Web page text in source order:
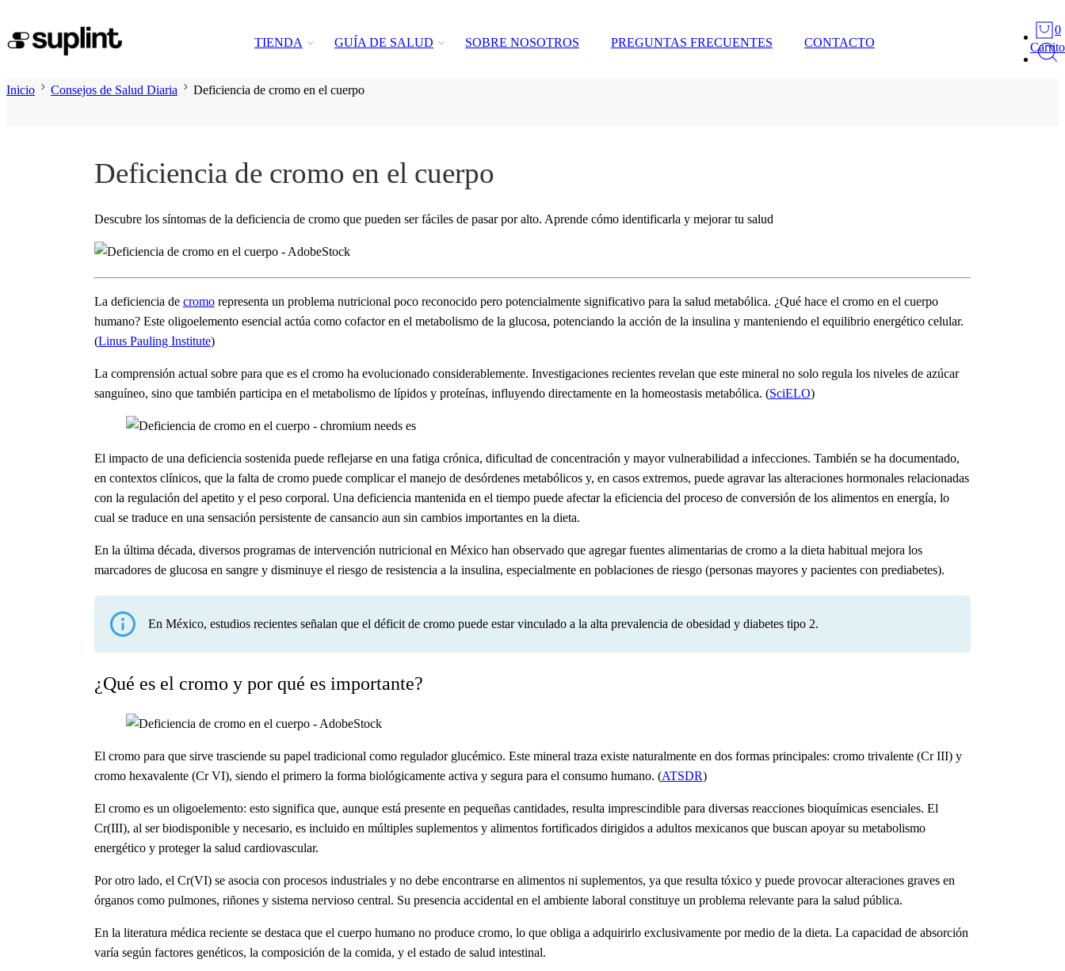
0
Carrito
TIENDA GUÍA DE SALUD SOBRE NOSOTROS PREGUNTAS FRECUENTES CONTACTO
Inicio Consejos de Salud Diaria Deficiencia de cromo en el cuerpo
Deficiencia de cromo en el cuerpo
Descubre los síntomas de la deficiencia de cromo que pueden ser fáciles de pasar por alto. Aprende cómo identificarla y mejorar tu salud
La deficiencia de cromorepresenta un problema nutricional poco reconocido pero potencialmente significativo para la salud metabólica. ¿Qué hace el cromo en el cuerpo
humano?Este oligoelemento esencial actúa como cofactor en el metabolismo de la glucosa, potenciando la acción de la insulina y manteniendo el equilibrio energético celular.
(Linus Pauling Institute)
La comprensión actual sobre para que es el cromoha evolucionado considerablemente. Investigaciones recientes revelan que este mineral no solo regula los niveles de azúcar
sanguíneo, sino que también participa en el metabolismo de lípidos y proteínas, influyendo directamente en la homeostasis metabólica. (SciELO)
El impacto de una deficiencia sostenida puede reflejarse en una fatiga crónica, dificultad de concentración y mayor vulnerabilidad a infecciones. También se ha documentado,
en contextos clínicos, que la falta de cromo puede complicar el manejo de desórdenes metabólicos y, en casos extremos, puede agravar las alteraciones hormonales relacionadas
con la regulación del apetito y el peso corporal. Una deficiencia mantenida en el tiempo puede afectar la eficiencia del proceso de conversión de los alimentos en energía, lo
cual se traduce en una sensación persistente de cansancio aun sin cambios importantes en la dieta.
En la última década, diversos programas de intervención nutricional en México han observado que agregar fuentes alimentarias de cromo a la dieta habitual mejora los
marcadores de glucosa en sangre y disminuye el riesgo de resistencia a la insulina, especialmente en poblaciones de riesgo (personas mayores y pacientes con prediabetes).
En México, estudios recientes señalan que el déficit de cromo puede estar vinculado a la alta prevalencia de obesidad y diabetes tipo 2.
¿Qué es el cromo y por qué es importante?
El cromo para que sirvetrasciende su papel tradicional como regulador glucémico. Este mineral traza existe naturalmente en dos formas principales: cromo trivalente (Cr III) y
cromo hexavalente (Cr VI), siendo el primero la forma biológicamente activa y segura para el consumo humano. (ATSDR)
El cromo es un oligoelemento: esto significa que, aunque está presente en pequeñas cantidades, resulta imprescindible para diversas reacciones bioquímicas esenciales. El
Cr(III), al ser biodisponible y necesario, es incluido en múltiples suplementos y alimentos fortificados dirigidos a adultos mexicanos que buscan apoyar su metabolismo
energético y proteger la salud cardiovascular.
Por otro lado, el Cr(VI) se asocia con procesos industriales y no debe encontrarse en alimentos ni suplementos, ya que resulta tóxico y puede provocar alteraciones graves en
órganos como pulmones, riñones y sistema nervioso central. Su presencia accidental en el ambiente laboral constituye un problema relevante para la salud pública.
En la literatura médica reciente se destaca que el cuerpo humano no produce cromo, lo que obliga a adquirirlo exclusivamente por medio de la dieta. La capacidad de absorción
varía según factores genéticos, la composición de la comida, y el estado de salud intestinal.